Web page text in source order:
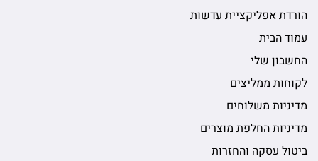
הורדת אפליקציית עדשות
עמוד הבית
החשבון שלי
לקוחות ממליצים
מדיניות משלוחים
מדיניות החלפת מוצרים
ביטול עסקה והחזרות